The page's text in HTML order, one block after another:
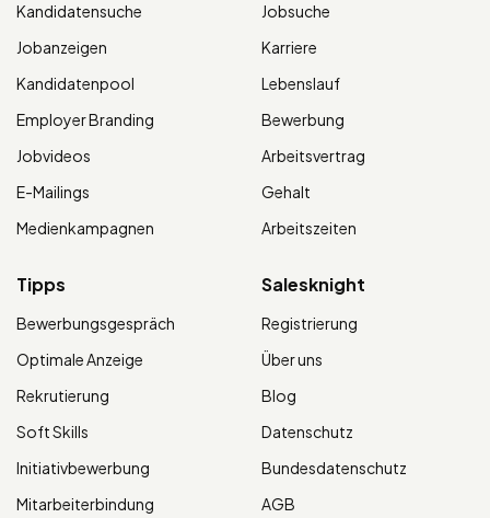
Kandidatensuche
Jobanzeigen
Kandidatenpool
Employer Branding
Jobvideos
E-Mailings
Medienkampagnen
Jobsuche
Karriere
Lebenslauf
Bewerbung
Arbeitsvertrag
Gehalt
Arbeitszeiten
Tipps
Bewerbungsgespräch
Optimale Anzeige
Rekrutierung
Soft Skills
Initiativbewerbung
Mitarbeiterbindung
Salesknight
Registrierung
Über uns
Blog
Datenschutz
Bundesdatenschutz
AGB